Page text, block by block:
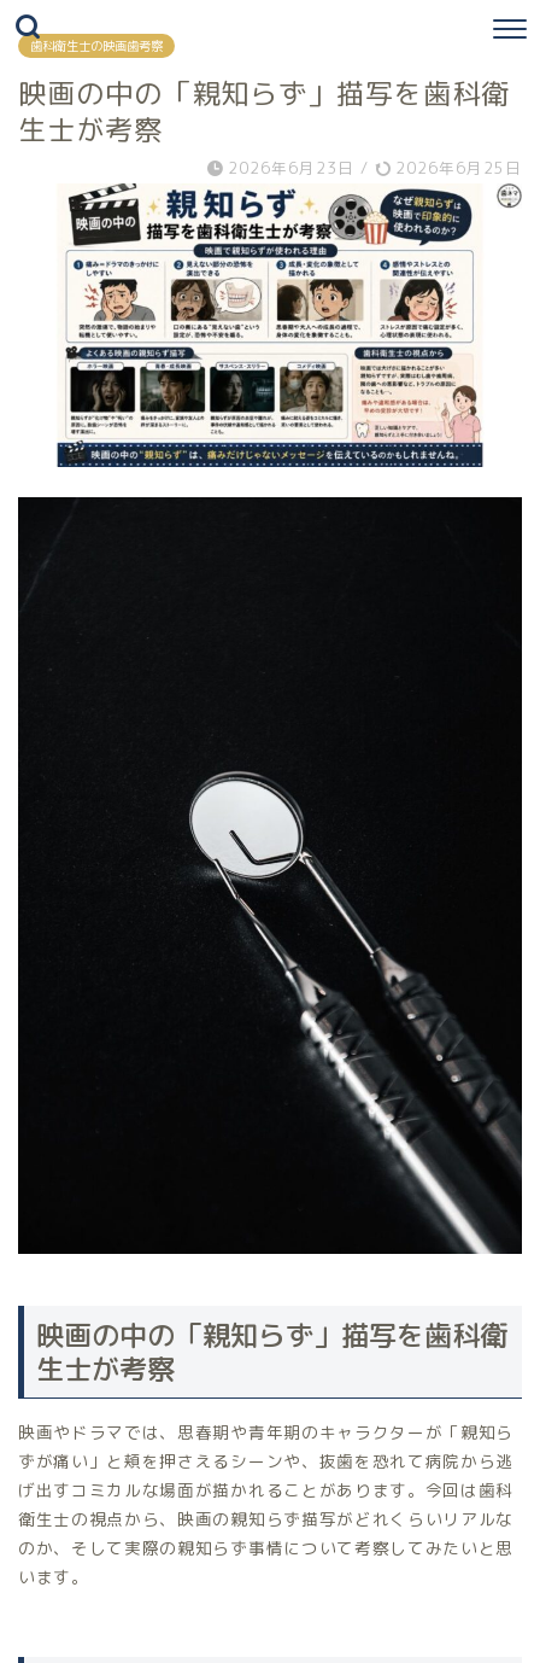
歯科衛生士の映画歯考察
映画の中の「親知らず」描写を歯科衛
生士が考察
2026年6月23日 / 2026年6月25日
映画の中の「親知らず」描写を歯科衛
生士が考察
映画やドラマでは、思春期や青年期のキャラクターが「親知ら
ずが痛い」と頬を押さえるシーンや、抜歯を恐れて病院から逃
げ出すコミカルな場面が描かれることがあります。今回は歯科
衛生士の視点から、映画の親知らず描写がどれくらいリアルな
のか、そして実際の親知らず事情について考察してみたいと思
います。